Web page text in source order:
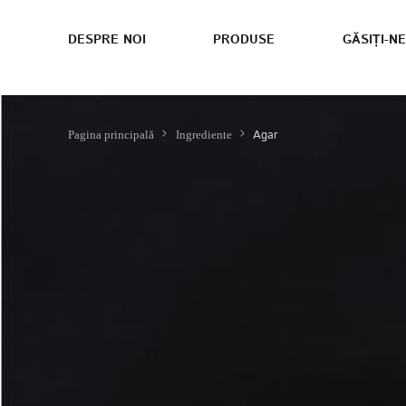
DESPRE NOI PRODUSE GĂSIȚI-NE
Pagina principală Ingrediente Agar